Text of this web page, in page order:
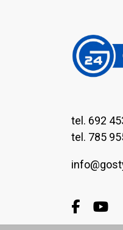
tel. 692
tel. 785